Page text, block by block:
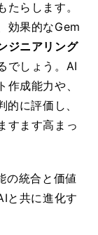
らします。
効果的なGem
ジニアリング
でしょう。AI
成能力や、
に評価し、
すます高まっ
の統合と価値
と共に進化す